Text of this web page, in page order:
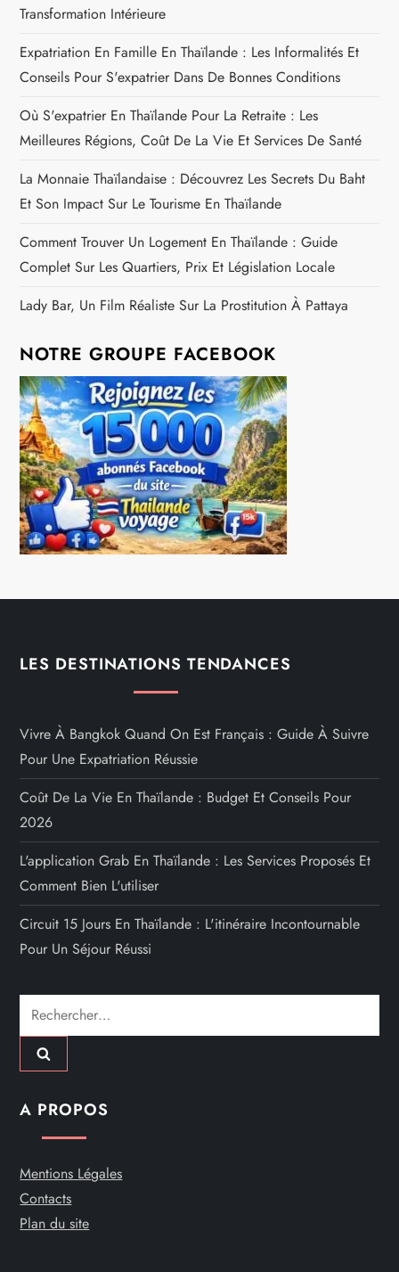
Transformation Intérieure
Expatriation En Famille En Thaïlande : Les Informalités Et
Conseils Pour S'expatrier Dans De Bonnes Conditions
Où S'expatrier En Thaïlande Pour La Retraite : Les
Meilleures Régions, Coût De La Vie Et Services De Santé
La Monnaie Thaïlandaise : Découvrez Les Secrets Du Baht
Et Son Impact Sur Le Tourisme En Thaïlande
Comment Trouver Un Logement En Thaïlande : Guide
Complet Sur Les Quartiers, Prix Et Législation Locale
Lady Bar, Un Film Réaliste Sur La Prostitution À Pattaya
NOTRE GROUPE FACEBOOK
LES DESTINATIONS TENDANCES
Vivre À Bangkok Quand On Est Français : Guide À Suivre
Pour Une Expatriation Réussie
Coût De La Vie En Thaïlande : Budget Et Conseils Pour
2026
L'application Grab En Thaïlande : Les Services Proposés Et
Comment Bien L'utiliser
Circuit 15 Jours En Thaïlande : L'itinéraire Incontournable
Pour Un Séjour Réussi
Rechercher :
A PROPOS
Mentions Légales
Contacts
Plan du site